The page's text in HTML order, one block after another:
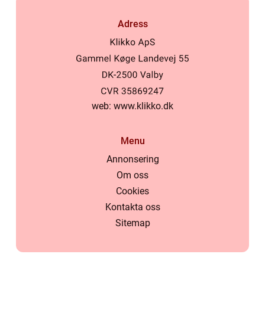
Adress
web: www.klikko.dk
Menu
Annonsering
Om oss
Cookies
Kontakta oss
Sitemap